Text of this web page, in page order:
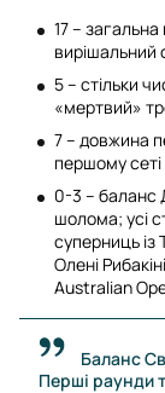
17 – загальна
вирішальний
5 – стільки
«мертвий»
7 – довжина
першому
0-3 – баланс
шолома; усі
суперниць
Олені
Australian
Баланс
Перші раунди